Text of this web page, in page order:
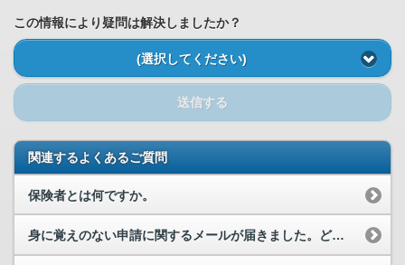
この情報により疑問は解決しましたか？
(選択してください)
送信する
関連するよくあるご質問
保険者とは何ですか。
身に覚えのない申請に関するメールが届きました。どうすればよいですか。